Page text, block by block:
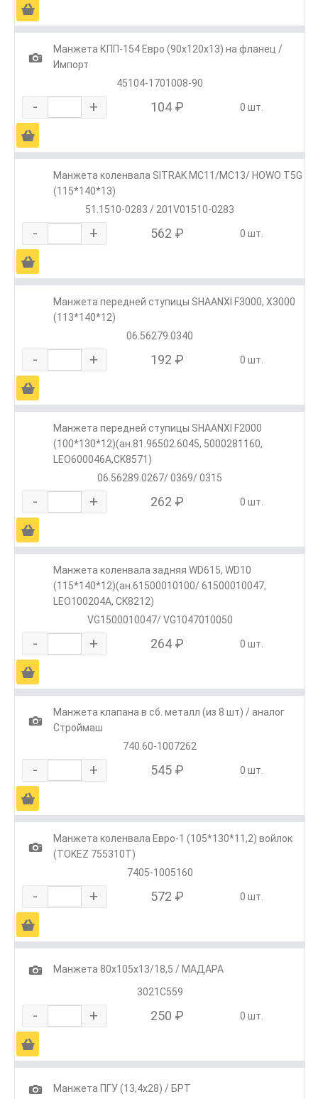
Ä
1
Манжета КПП-154 Евро (90х120х13) на фланец /
Импорт
45104-1701008-90
- + 104 ₽ 0 шт.
Ä
Манжета коленвала SITRAK MC11/MC13/ HOWO T5G
(115*140*13)
51.1510-0283 / 201V01510-0283
- + 562 ₽ 0 шт.
Ä
Манжета передней ступицы SHAANXI F3000, Х3000
(113*140*12)
06.56279.0340
- + 192 ₽ 0 шт.
Ä
Манжета передней ступицы SHAANXI F2000
(100*130*12)(ан.81.96502.6045, 5000281160,
LEO600046A,CK8571)
06.56289.0267/ 0369/ 0315
- + 262 ₽ 0 шт.
Ä
Манжета коленвала задняя WD615, WD10
(115*140*12)(ан.61500010100/ 61500010047,
LEO100204A, CK8212)
VG1500010047/ VG1047010050
- + 264 ₽ 0 шт.
Ä
1
Манжета клапана в сб. металл (из 8 шт) / аналог
Строймаш
740.60-1007262
- + 545 ₽ 0 шт.
Ä
1
Манжета коленвала Евро-1 (105*130*11,2) войлок
(TOKEZ 755310T)
7405-1005160
- + 572 ₽ 0 шт.
Ä
1
Манжета 80х105х13/18,5 / МАДАРА
3021С559
- + 250 ₽ 0 шт.
Ä
1
Манжета ПГУ (13,4х28) / БРТ